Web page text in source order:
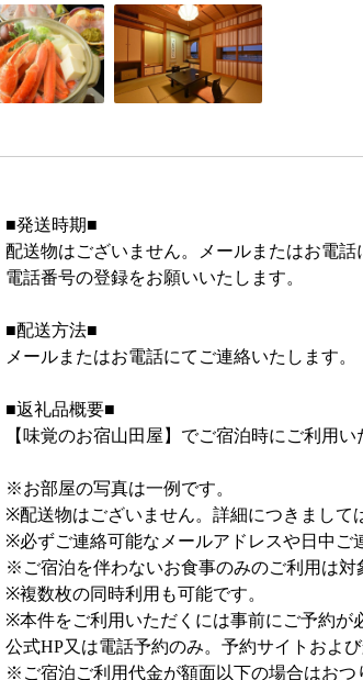
■発送時期■
配送物はございません。メールまたはお電
電話番号の登録をお願いいたします。
■配送方法■
メールまたはお電話にてご連絡いたします。
■返礼品概要■
【味覚のお宿山田屋】でご宿泊時にご利用
※お部屋の写真は一例です。
※配送物はございません。詳細につきまして
※必ずご連絡可能なメールアドレスや日中ご
※ご宿泊を伴わないお食事のみのご利用は対
※複数枚の同時利用も可能です。
※本件をご利用いただくには事前にご予約が
公式HP又は電話予約のみ。予約サイトおよ
※ご宿泊ご利用代金が額面以下の場合はおつ